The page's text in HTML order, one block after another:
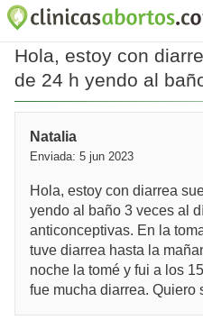
Hola, estoy con
de 24 h yendo al
Natalia
Enviada: 5 jun 2023
Hola, estoy con diarrea
yendo al baño 3 veces al
anticonceptivas. En la
tuve diarrea hasta la
noche la tomé y fui a los
fue mucha diarrea. Quiero